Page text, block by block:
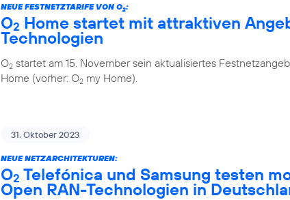
NEUE FESTNETZTARIFE VON O2:
O2 Home startet mit attraktiven
Technologien
O2 startet am 15. November sein aktualisiertes
Home (vorher: O2 my Home).
31. Oktober 2023
NEUE NETZARCHITEKTUREN:
O2 Telefónica und Samsung testen
Open RAN-Technologien in